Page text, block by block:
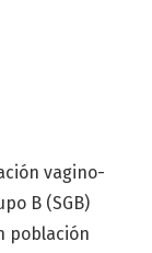
vagino-
B (SGB)
población